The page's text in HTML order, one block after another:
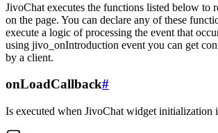
JivoChat executes the functions listed below to
on the page. You can declare any of these
execute a logic of processing the event that
using jivo_onIntroduction event you can get
by a client.
onLoadCallback#
Is executed when JivoChat widget initialization